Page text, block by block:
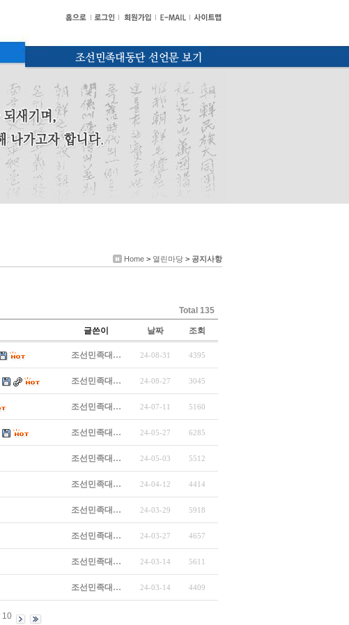
Home > 열린마당 > 공지사항
Total 135
글쓴이 날짜 조회
조선민족대… 24-08-31 4395
조선민족대… 24-08-27 3045
조선민족대… 24-07-11 5160
조선민족대… 24-05-27 6285
조선민족대… 24-05-03 5512
조선민족대… 24-04-12 4414
조선민족대… 24-03-29 5918
조선민족대… 24-03-27 4657
조선민족대… 24-03-14 5611
조선민족대… 24-03-14 4409
10